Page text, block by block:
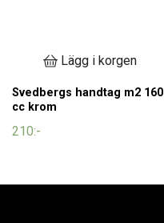
Lägg i korgen
Svedbergs handtag m2 160
cc krom
210:-